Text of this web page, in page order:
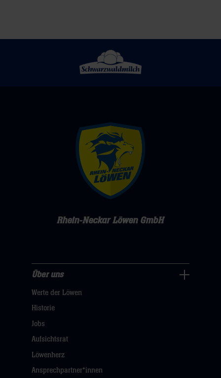
Rhein-Neckar Löwen GmbH
uns
Navigation
öffnen,
dann
hier
Über uns
Werte der Löwen
Historie
Jobs
Aufsichtsrat
Löwenherz
Ansprechpartner*innen